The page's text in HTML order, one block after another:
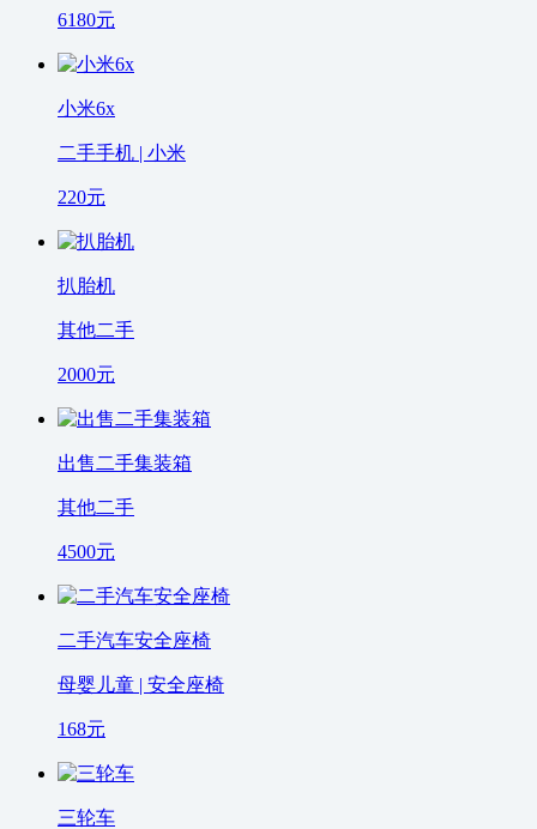
6180元
小米6x
二手手机 | 小米
220元
扒胎机
其他二手
2000元
出售二手集装箱
其他二手
4500元
二手汽车安全座椅
母婴儿童 | 安全座椅
168元
三轮车